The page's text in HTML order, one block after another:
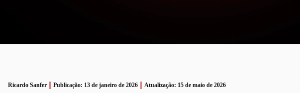
Ricardo Sanfer Publicação: 13 de janeiro de 2026 Atualização: 15 de maio de 2026